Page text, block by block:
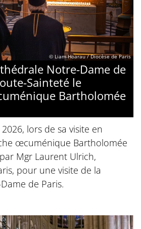
© Liam Hoarau / Diocèse de Paris
Notre-Dame de
Sainteté le
Bartholomée
lors de sa visite en
œcuménique Bartholomée
Mgr Laurent Ulrich,
pour une visite de la
de Paris.